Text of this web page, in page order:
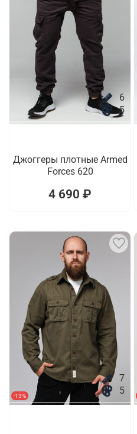
6
5
Джоггеры плотные Armed
Forces 620
4 690 ₽
-13%
7
5